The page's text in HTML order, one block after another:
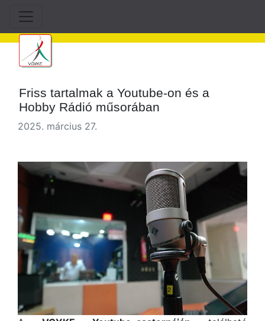
Friss tartalmak a Youtube-on és a
Hobby Rádió műsorában
2025. március 27.